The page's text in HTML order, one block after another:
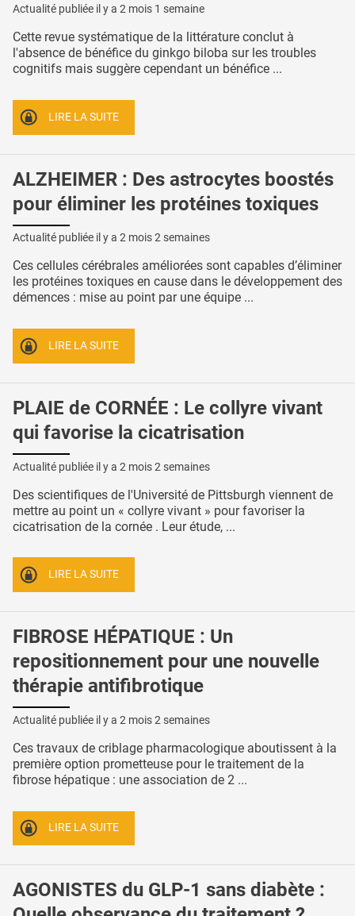
Actualité publiée il y a 2 mois 1 semaine
Cette revue systématique de la littérature conclut à
l'absence de bénéfice du ginkgo biloba sur les troubles
cognitifs mais suggère cependant un bénéfice ...
LIRE LA SUITE
ALZHEIMER : Des astrocytes boostés
pour éliminer les protéines toxiques
Actualité publiée il y a 2 mois 2 semaines
Ces cellules cérébrales améliorées sont capables d’éliminer
les protéines toxiques en cause dans le développement des
démences : mise au point par une équipe ...
LIRE LA SUITE
PLAIE de CORNÉE : Le collyre vivant
qui favorise la cicatrisation
Actualité publiée il y a 2 mois 2 semaines
Des scientifiques de l'Université de Pittsburgh viennent de
mettre au point un « collyre vivant » pour favoriser la
cicatrisation de la cornée . Leur étude, ...
LIRE LA SUITE
FIBROSE HÉPATIQUE : Un
repositionnement pour une nouvelle
thérapie antifibrotique
Actualité publiée il y a 2 mois 2 semaines
Ces travaux de criblage pharmacologique aboutissent à la
première option prometteuse pour le traitement de la
fibrose hépatique : une association de 2 ...
LIRE LA SUITE
AGONISTES du GLP-1 sans diabète :